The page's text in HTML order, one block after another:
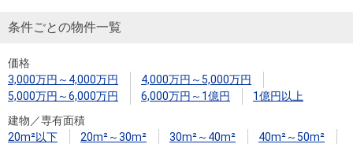
税金の本
（電子ブ
ック）
（電子ブ
条件ごとの物件一覧
価格
3,000万円～4,000万円
4,000万円～5,000万円
5,000万円～6,000万円
6,000万円～1億円
1億円以上
建物／専有面積
20m²以下
20m²～30m² 30m²～40m²
40m²～50m²